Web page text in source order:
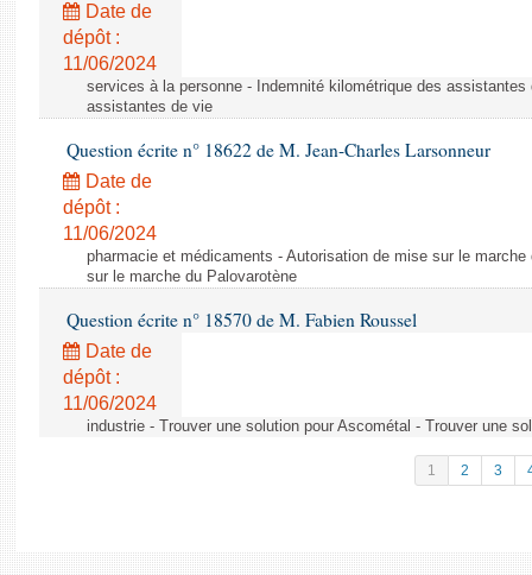
Date de
dépôt :
11/06/2024
services à la personne - Indemnité kilométrique des
assistantes de vie
Question écrite n° 18622 de M. Jean-Charles Larsonneur
Date de
dépôt :
11/06/2024
pharmacie et médicaments - Autorisation de mise sur le
sur le marche du Palovarotène
Question écrite n° 18570 de M. Fabien Roussel
Date de
dépôt :
11/06/2024
industrie - Trouver une solution pour Ascométal - Trouver une
1 2 3